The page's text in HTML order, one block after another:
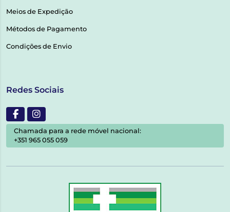
Meios de Expedição
Métodos de Pagamento
Condições de Envio
Redes Sociais
Chamada para a rede móvel nacional:
+351 965 055 059